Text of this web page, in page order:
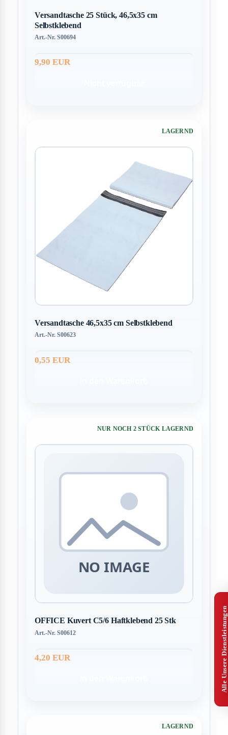
Versandtasche 25 Stück, 46,5x35 cm
Selbstklebend
Art.-Nr. S00694
9,90 EUR
LAGERND
Versandtasche 46,5x35 cm Selbstklebend
Art.-Nr. S00623
0,55 EUR
NUR NOCH 2 STÜCK LAGERND
OFFICE Kuvert C5/6 Haftklebend 25 Stk
Art.-Nr. S00612
4,20 EUR
LAGERND
Alle Unsere Dienstleistungen